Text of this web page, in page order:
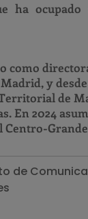
ha ocupado
como
y
de
En 2024
de